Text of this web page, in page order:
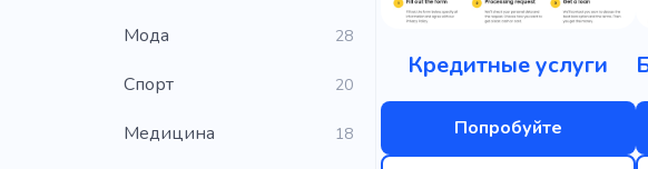
Мода 28
Cпорт 20
Медицина 18
Кредитные услуги
Попробуйте